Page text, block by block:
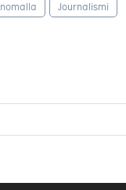
Journalismi